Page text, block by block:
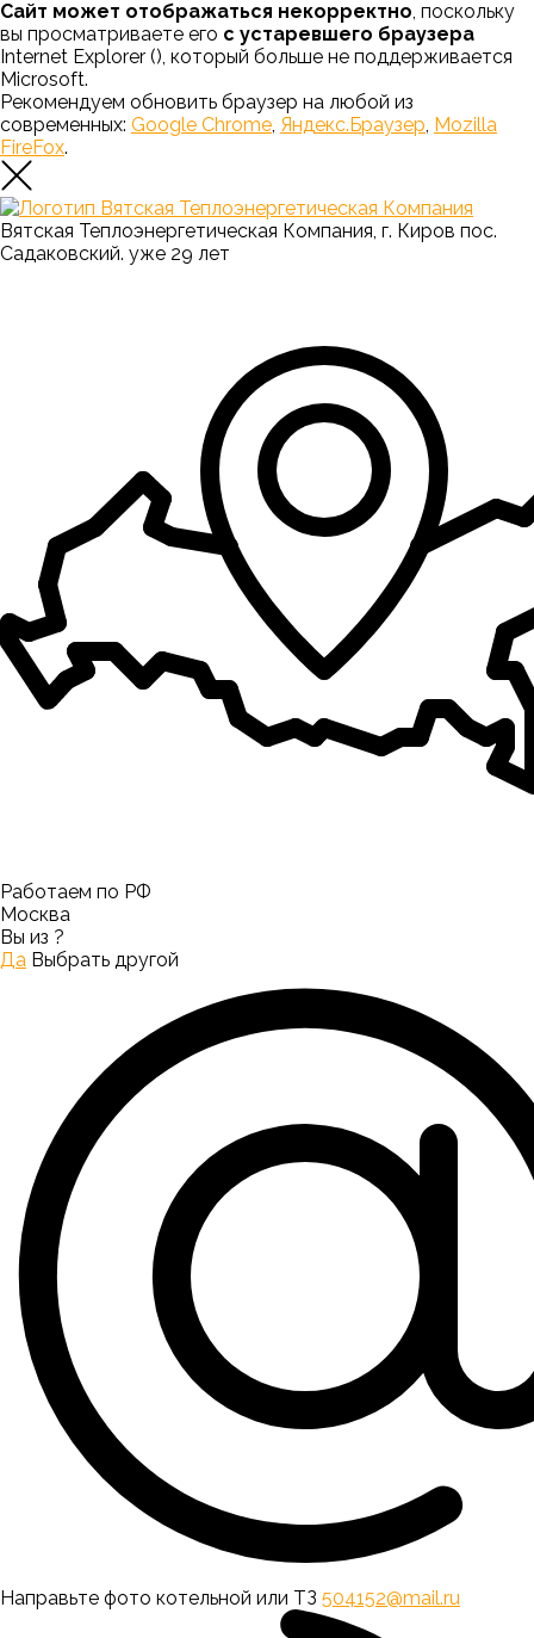
Сайт может отображаться некорректно, поскольку
вы просматриваете его с устаревшего браузера
Internet Explorer (), который больше не поддерживается
Microsoft.
Рекомендуем обновить браузер на любой из
современных: Google Chrome, Яндекс.Браузер, Mozilla
FireFox.
Вятская Теплоэнергетическая Компания, г. Киров пос.
Садаковский. уже 29 лет
Работаем по РФ
Москва
Вы из ?
Да Выбрать другой
Направьте фото котельной или ТЗ 504152@mail.ru